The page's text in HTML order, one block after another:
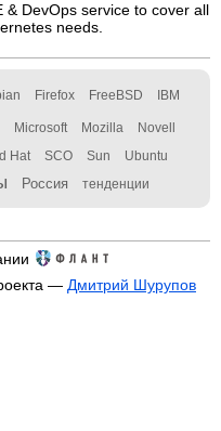
& DevOps service to cover all
needs.
Firefox FreeBSD IBM
Microsoft Mozilla Novell
Hat SCO Sun Ubuntu
Россия тенденции
— Дмитрий Шурупов